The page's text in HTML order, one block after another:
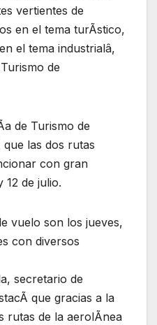
vertientes de
en el tema turÃstico,
el tema industrialâ,
de
de Turismo de
las dos rutas
con gran
12 de julio.
vuelo son los jueves,
con diversos
secretario de
que gracias a la
rutas de la aerolÃnea